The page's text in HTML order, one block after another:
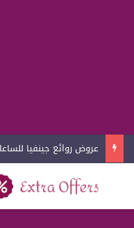
عروض روائع جينفيا للساعات
بحث عن